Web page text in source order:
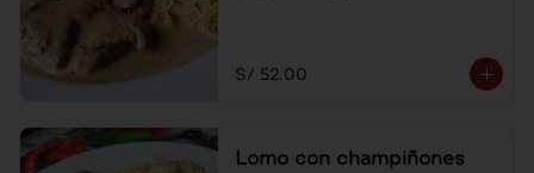
S/ 52.00
Lomo con champiñones